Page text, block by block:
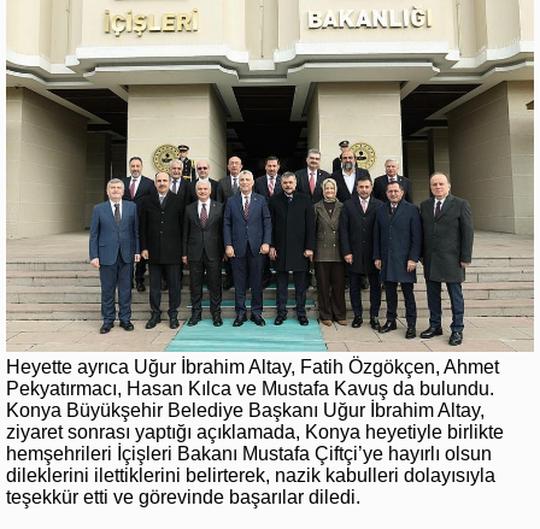
Heyette ayrıca Uğur İbrahim Altay, Fatih Özgökçen, Ahmet
Pekyatırmacı, Hasan Kılca ve Mustafa Kavuş da bulundu.
Konya Büyükşehir Belediye Başkanı Uğur İbrahim Altay,
ziyaret sonrası yaptığı açıklamada, Konya heyetiyle birlikte
hemşehrileri İçişleri Bakanı Mustafa Çiftçi’ye hayırlı olsun
dileklerini ilettiklerini belirterek, nazik kabulleri dolayısıyla
teşekkür etti ve görevinde başarılar diledi.